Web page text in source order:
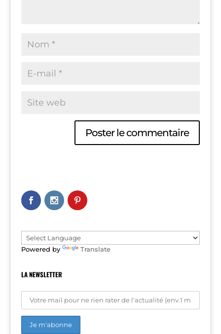
n
a
v
e
:Powered by Translate
LA NEWSLETTER